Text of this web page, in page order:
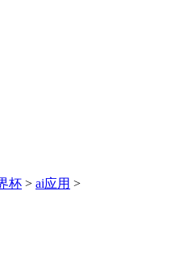
杯 > ai应用 >